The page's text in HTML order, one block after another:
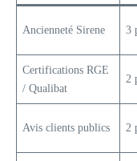
Ancienneté Sirene 3
Certifications RGE
/ Qualibat
2
Avis clients publics 2